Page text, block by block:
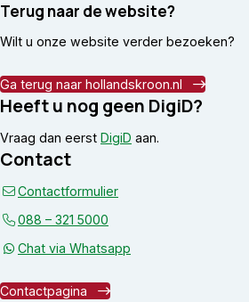
Terug naar de website?
Wilt u onze website verder bezoeken?
Ga terug naar hollandskroon.nl
Heeft u nog geen DigiD?
Vraag dan eerst DigiD aan.
Contact
Contactformulier
088 – 321 5000
Chat via Whatsapp
Contactpagina